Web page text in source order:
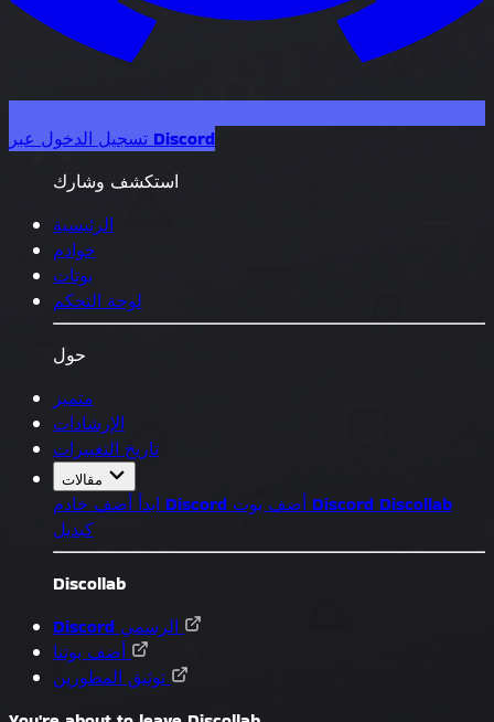
تسجيل الدخول عبر Discord
استكشف وشارك
الرئيسية
خوادم
بوتات
لوحة التحكم
حول
متميز
الإرشادات
تاريخ التغييرات
ابدأ أضف خادم Discord أضف بوت Discord Discollab
كبديل
Discollab